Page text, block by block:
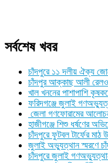
সর্বশেষ খবর
চাঁদপুরে ১১ দলীয় ঐক্য
চাঁদপুর আক্কাছ আলী
খাল খননের পাশাপাশি
ফরিদগঞ্জে জুলাই
জেলা গণফোরামের
হাজীগঞ্জে শিশু ধর্ষণের
চাঁদপুরে ফুটবল টার্ফের মাঠ
জুলাই অভ্যুত্থান স্মরণে
চাঁদপুরে জুলাই গণঅভ্যুত্থান